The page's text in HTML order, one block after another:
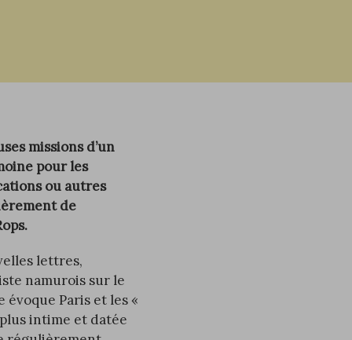
missions d’un
pour les
ou autres
de
lettres,
namurois sur le
évoque Paris et les «
intime et datée